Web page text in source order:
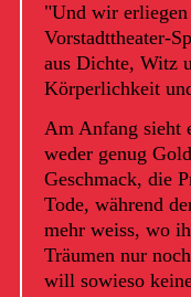
"Und wir
Vorstadttheater-
aus Dichte, Witz
Körperlichkeit
Am Anfang sieht
weder genug
Geschmack, die
Tode, während
mehr weiss, wo
Träumen nur
will sowieso